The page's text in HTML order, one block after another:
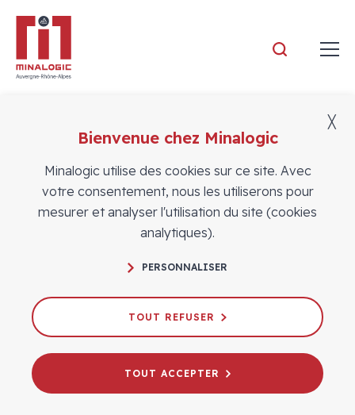
Adhérents
Bienvenue chez Minalogic
Minalogic utilise des cookies sur ce site. Avec
votre consentement, nous les utiliserons pour
mesurer et analyser l'utilisation du site (cookies
analytiques).
PERSONNALISER
TOUT REFUSER
TOUT ACCEPTER
╳